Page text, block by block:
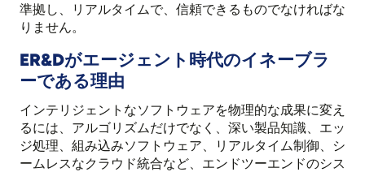
準拠し、リアルタイムで、信頼できるものでなければな
りません。
ER&Dがエージェント時代のイネーブラ
ーである理由
インテリジェントなソフトウェアを物理的な成果に変え
るには、アルゴリズムだけでなく、深い製品知識、エッ
ジ処理、組み込みソフトウェア、リアルタイム制御、シ
ームレスなクラウド統合など、エンドツーエンドのシス